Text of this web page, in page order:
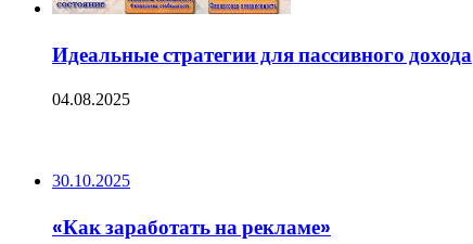
Идеальные стратегии для пассивного дохода
04.08.2025
30.10.2025
«Как заработать на рекламе»